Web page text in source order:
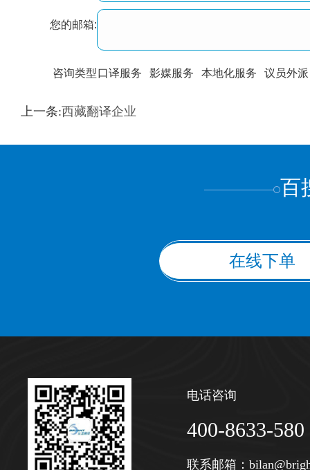
您的邮箱:
咨询类型口译服务 影媒服务 本地化服务 议员外派
训翻译
上一条:西藏翻译企业
百
在线下单
电话咨询
400-8633-580
联系邮箱：